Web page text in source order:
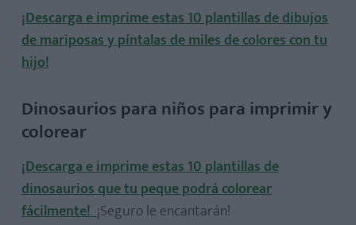
¡Descarga e imprime estas 10 plantillas de dibujos
de mariposas y píntalas de miles de colores con tu
hijo!
Dinosaurios para niños para imprimir y
colorear
¡Descarga e imprime estas 10 plantillas de
dinosaurios que tu peque podrá colorear
fácilmente!¡Seguro le encantarán!